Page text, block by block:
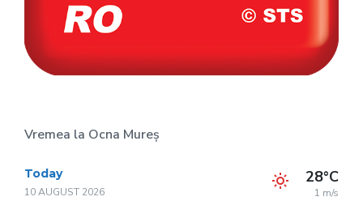
Vremea la Ocna Mureș
Today
10 AUGUST 2026
28°C
1 m/s